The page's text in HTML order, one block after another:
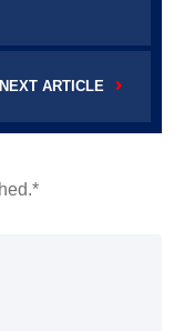
NEXT ARTICLE
*